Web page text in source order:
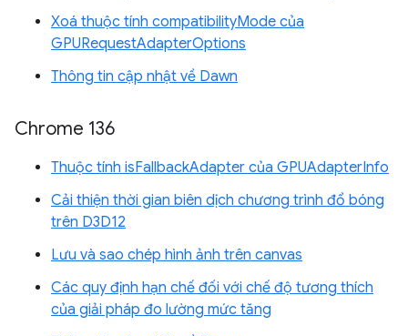
Xoá thuộc tính compatibilityMode của
GPURequestAdapterOptions
Thông tin cập nhật về Dawn
Chrome 136
Thuộc tính isFallbackAdapter của GPUAdapterInfo
Cải thiện thời gian biên dịch chương trình đổ bóng
trên D3D12
Lưu và sao chép hình ảnh trên canvas
Các quy định hạn chế đối với chế độ tương thích
của giải pháp đo lường mức tăng